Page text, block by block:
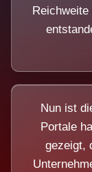
Nun ist
Portale
gezeigt,